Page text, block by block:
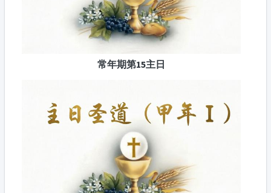
常年期第15主日